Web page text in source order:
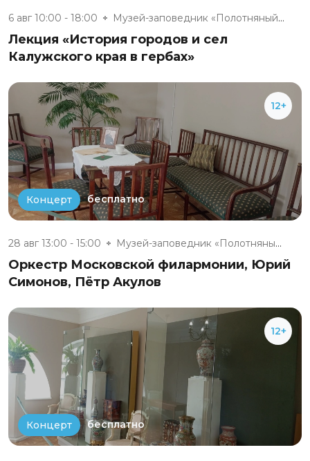
6 авг 10:00 - 18:00 Музей-заповедник «Полотняный З...
Лекция «История городов и сел
Калужского края в гербах»
12+
Концерт бесплатно
28 авг 13:00 - 15:00 Музей-заповедник «Полотняный З...
Оркестр Московской филармонии, Юрий
Симонов, Пётр Акулов
12+
Концерт бесплатно